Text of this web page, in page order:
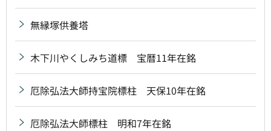
無縁塚供養塔
木下川やくしみち道標 宝暦11年在銘
厄除弘法大師持宝院標柱 天保10年在銘
厄除弘法大師標柱 明和7年在銘